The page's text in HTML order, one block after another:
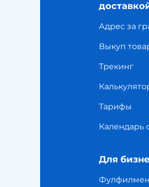
Адрес за
Выкуп
Трекинг
Тарифы
Календарь
Для